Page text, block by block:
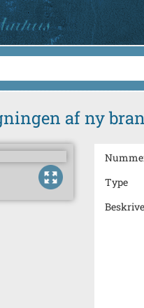
af ny
Type